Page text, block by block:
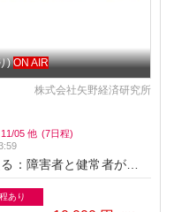
) ON AIR
株式会社矢野経済研究所
11/05 他 (7日程)
：障害者と健常者が共に
あり